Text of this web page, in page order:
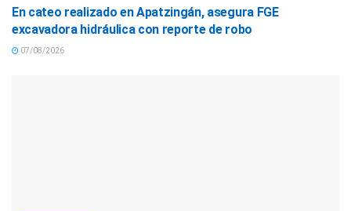
En cateo realizado en Apatzingán, asegura FGE
excavadora hidráulica con reporte de robo
07/08/2026